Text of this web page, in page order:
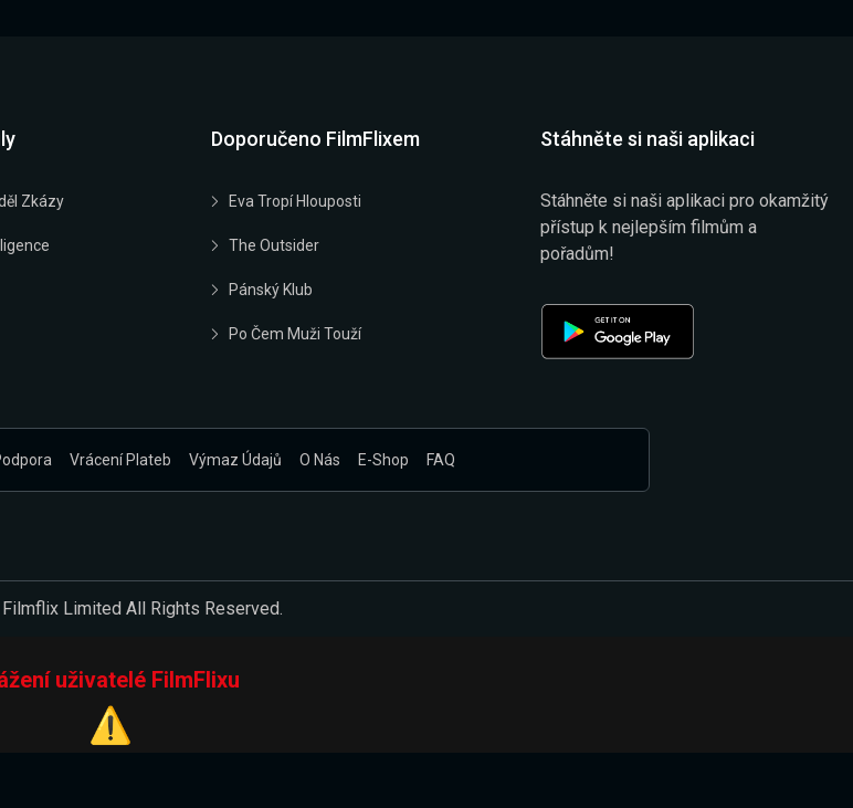
Zkázy
Doporučeno FilmFlixem
Eva Tropí Hlouposti
The Outsider
Pánský Klub
Po Čem Muži Touží
Stáhněte si naši aplikaci
Stáhněte si naši aplikaci pro okamžitý
přístup k nejlepším filmům a
pořadům!
Vrácení Plateb Výmaz Údajů O Nás E-Shop FAQ
Limited All Rights Reserved.
uživatelé FilmFlixu
⚠️